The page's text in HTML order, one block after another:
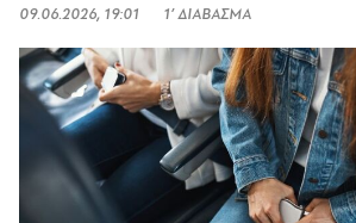
09.06.2026, 19:01 1’ ΔΙΑΒΑΣΜΑ